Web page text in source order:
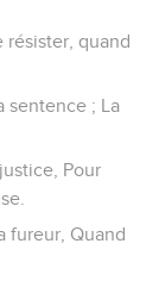
résister, quand
sentence ; La
Pour
fureur, Quand